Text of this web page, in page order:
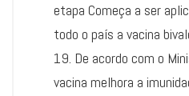
etapa Começa a ser
todo o país a vacina
19. De acordo com o
vacina melhora a